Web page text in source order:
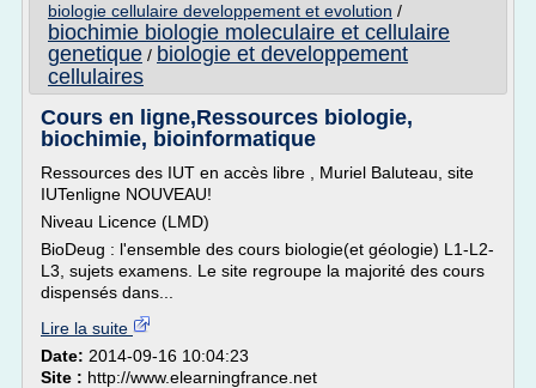
biologie cellulaire developpement et evolution /
biochimie biologie moleculaire et cellulaire
genetique / biologie et developpement
cellulaires
Cours en ligne,Ressources biologie,
biochimie, bioinformatique
Ressources des IUT en accès libre , Muriel Baluteau, site
IUTenligne NOUVEAU!
Niveau Licence (LMD)
BioDeug : l'ensemble des cours biologie(et géologie) L1-L2-
L3, sujets examens. Le site regroupe la majorité des cours
dispensés dans...
Lire la suite
Date: 2014-09-16 10:04:23
Site : http://www.elearningfrance.net